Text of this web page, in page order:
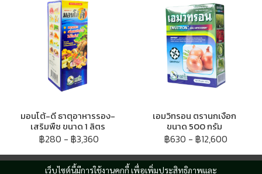
มอนโต้-ดี ธาตุอาหารรอง-
เสริมพืช ขนาด 1 ลิตร
฿280 - ฿3,360
เอมวิทรอน ตรานกเงือก
ขนาด 500 กรัม
฿630 - ฿12,600
เว็บไซต์นี้มีการใช้งานคุกกี้ เพื่อเพิ่มประสิทธิภาพและ